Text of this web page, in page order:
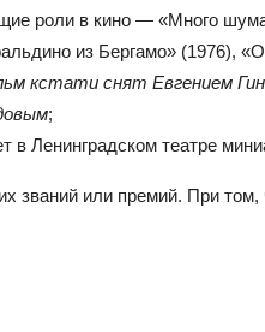
роли в кино — «Много
из Бергамо» (1976),
кстати снят Евгением
;
в Ленинградском театре
званий или премий. При